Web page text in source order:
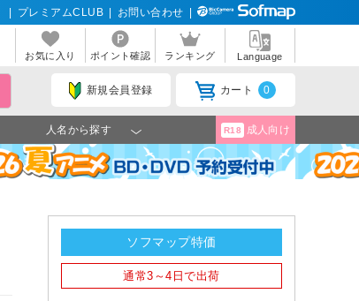
プレミアムCLUB お問い合わせ
お気に入り ポイント確認 ランキング Language
新規会員登録 カート 0
人名から探す R18 成人向け
ソフマップ特価
通常3～4日で出荷